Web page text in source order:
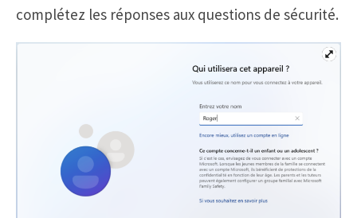
complétez les réponses aux questions de sécurité.